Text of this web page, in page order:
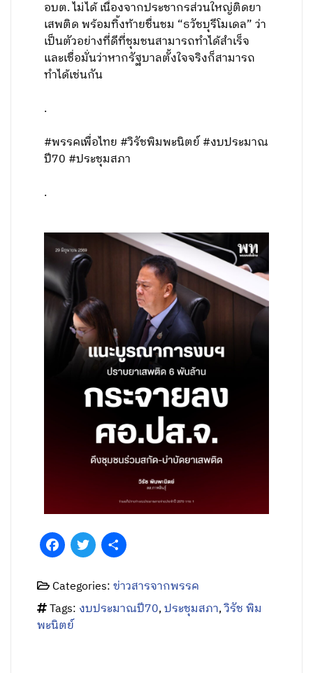
อบต. ไม่ได้ เนื่องจากประชากรส่วนใหญ่ติดยา
เสพติด พร้อมทิ้งท้ายชื่นชม “ธวัชบุรีโมเดล” ว่า
เป็นตัวอย่างที่ดีที่ชุมชนสามารถทำได้สำเร็จ
และเชื่อมั่นว่าหากรัฐบาลตั้งใจจริงก็สามารถ
ทำได้เช่นกัน
.
#พรรคเพื่อไทย #วิรัชพิมพะนิตย์ #งบประมาณ
ปี70 #ประชุมสภา
.
FacebookTwitter
Categories:ข่าวสารจากพรรค
Tags: งบประมาณปี70,ประชุมสภา,วิรัช พิม
พะนิตย์